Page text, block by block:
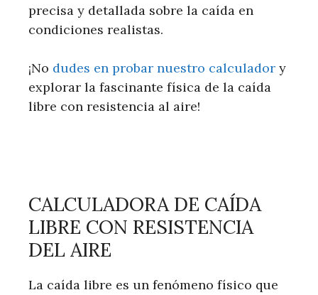
precisa y detallada sobre la caída en
condiciones realistas.
¡No dudes en probar nuestro calculador y
explorar la fascinante física de la caída
libre con resistencia al aire!
CALCULADORA DE CAÍDA
LIBRE CON RESISTENCIA
DEL AIRE
La caída libre es un fenómeno físico que